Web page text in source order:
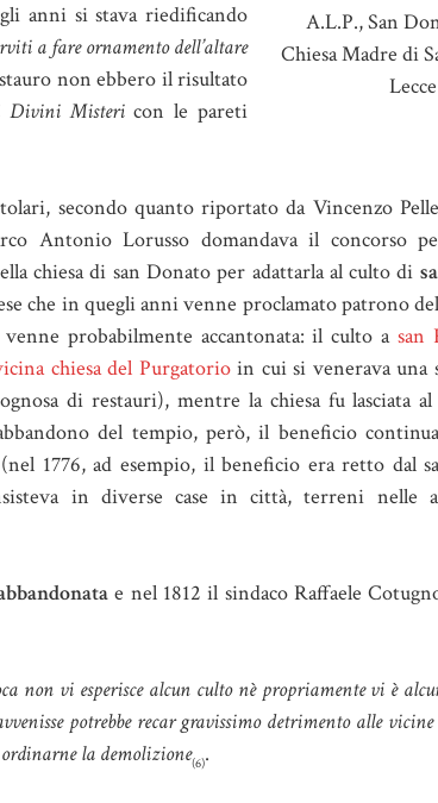
A.L.P., San
Chiesa Madre di
Lecce
anni si stava riedificando
a fare ornamento dell’altare
non ebbero il risultato
Divini Mistericon le pareti
secondo quanto riportato da Vincenzo
Antonio Lorusso domandava il concorso
chiesa di san Donato per adattarla al culto di
che in quegli anni venne proclamato patrono
venne probabilmente accantonata: il culto asan
chiesa del Purgatorioin cui si venerava una
di restauri), mentre la chiesa fu lasciata
del tempio, però, il beneficio
1776, ad esempio, il beneficio era retto dal
in diverse case in città, terreni nelle
e nel 1812 il sindaco Raffaele
non vi esperisce alcun culto nè propriamente vi è
potrebbe recar gravissimo detrimento alle
la demolizione(6).